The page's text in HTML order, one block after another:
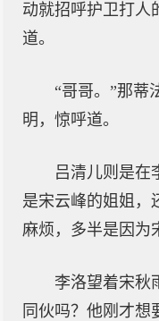
动就招呼护卫打人
道。
“哥哥。”那蒂
明，惊呼道。
吕清儿则是在
是宋云峰的姐姐，
麻烦，多半是因为
李洛望着宋秋
同伙吗？他刚才想